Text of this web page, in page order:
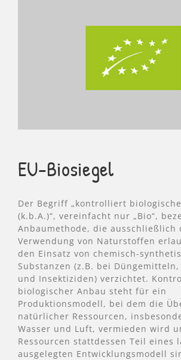
EU-Biosiegel
Der Begriff „kontrolliert
(k.b.A.)“, vereinfacht nur „Bio“,
Anbaumethode, die ausschließlich
Verwendung von Naturstoffen
den Einsatz von chemisch-
Substanzen (z.B. bei
und Insektiziden) verzichtet.
biologischer Anbau steht für ein
Produktionsmodell, bei dem die
natürlicher Ressourcen,
Wasser und Luft, vermieden wird
Ressourcen stattdessen Teil eines
ausgelegten Entwicklungsmodell